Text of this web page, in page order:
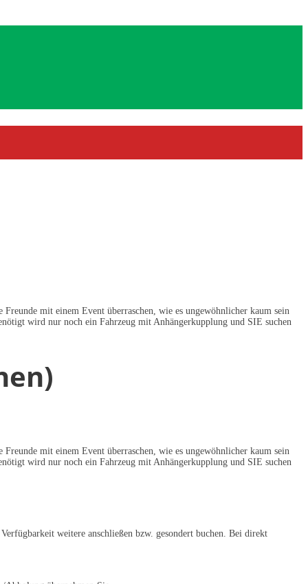
mit einem Event überraschen, wie es ungewöhnlicher kaum sein
wird nur noch ein Fahrzeug mit Anhängerkupplung und SIE suchen
mit einem Event überraschen, wie es ungewöhnlicher kaum sein
wird nur noch ein Fahrzeug mit Anhängerkupplung und SIE suchen
weitere anschließen bzw. gesondert buchen. Bei direkt